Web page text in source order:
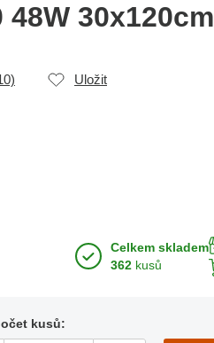
48W 30x120cm
Uložit
Celkem skladem
362 kusů
kusů: